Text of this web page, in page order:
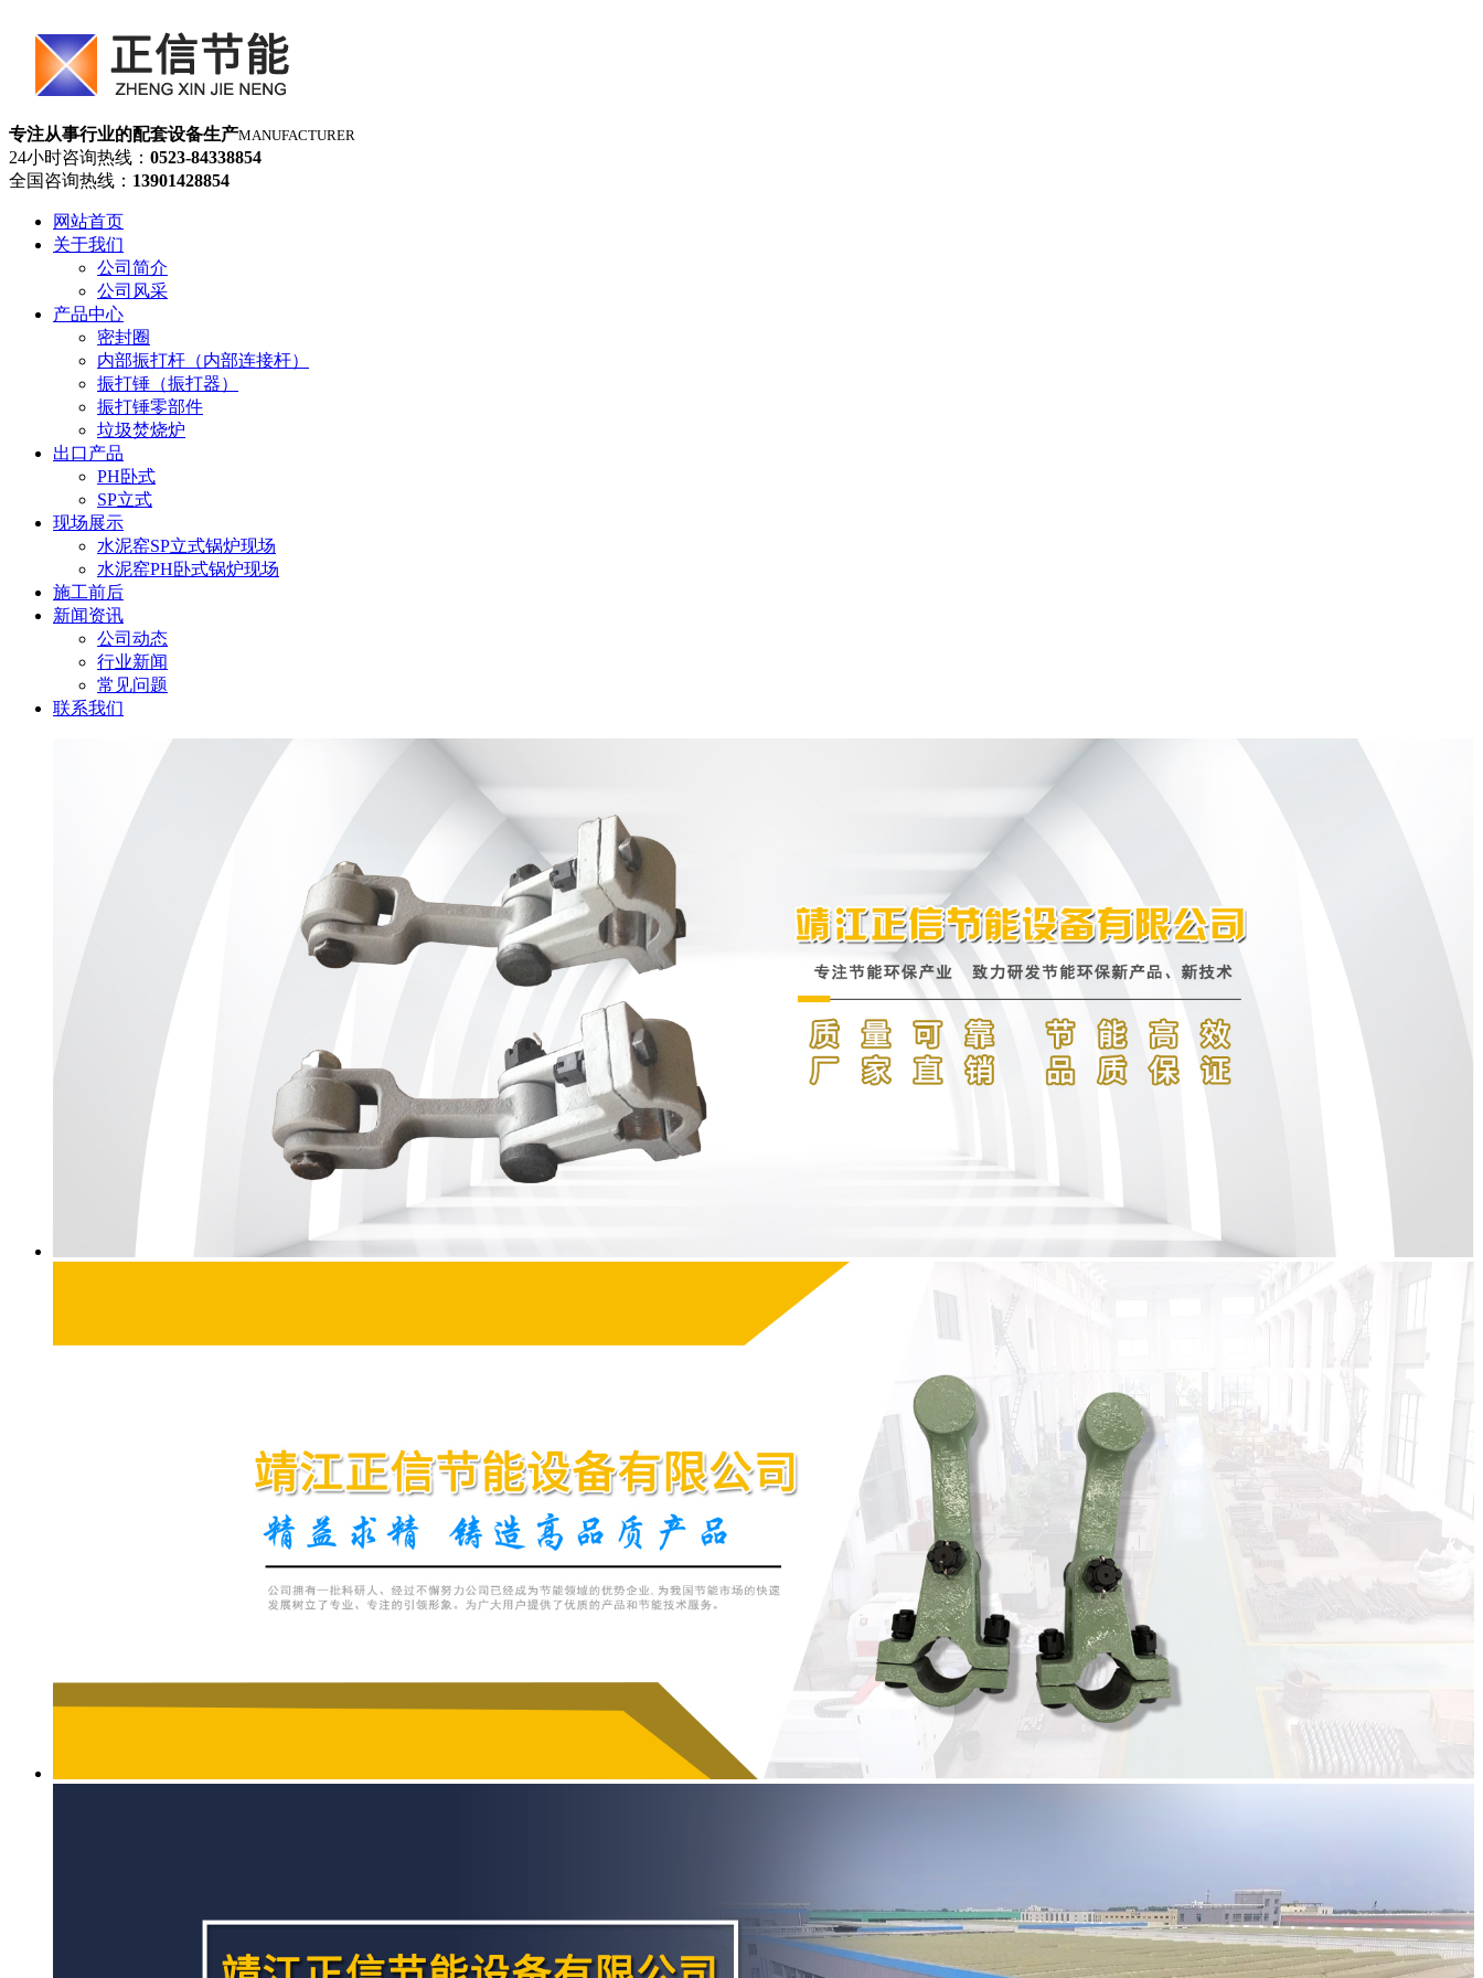
专注从事行业的配套设备生产MANUFACTURER
24小时咨询热线： 0523-84338854
全国咨询热线： 13901428854
网站首页
关于我们
公司简介
公司风采
产品中心
密封圈
内部振打杆（内部连接杆）
振打锤（振打器）
振打锤零部件
垃圾焚烧炉
出口产品
PH卧式
SP立式
现场展示
水泥窑SP立式锅炉现场
水泥窑PH卧式锅炉现场
施工前后
新闻资讯
公司动态
行业新闻
常见问题
联系我们